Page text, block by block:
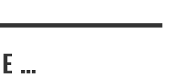
…